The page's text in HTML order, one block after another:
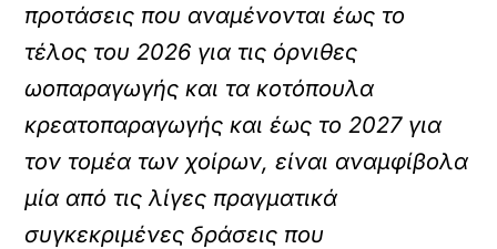
προτάσεις που αναμένονται έως το
τέλος του 2026 για τις όρνιθες
ωοπαραγωγής και τα κοτόπουλα
κρεατοπαραγωγής και έως το 2027 για
τον τομέα των χοίρων, είναι αναμφίβολα
μία από τις λίγες πραγματικά
συγκεκριμένες δράσεις που